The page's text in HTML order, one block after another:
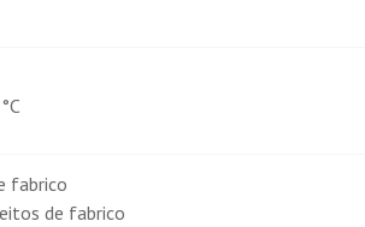
fabrico
de fabrico